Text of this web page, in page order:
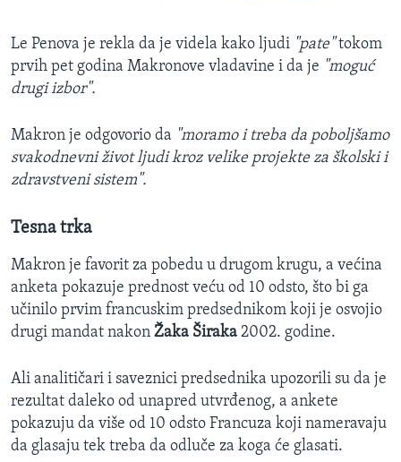
Le Penova je rekla da je videla kako ljudi "pate"tokom
prvih pet godina Makronove vladavine i da je "moguć
drugi izbor".
Makron je odgovorio da "moramo i treba da poboljšamo
svakodnevni život ljudi kroz velike projekte za školski i
zdravstveni sistem".
Tesna trka
Makron je favorit za pobedu u drugom krugu, a većina
anketa pokazuje prednost veću od 10 odsto, što bi ga
učinilo prvim francuskim predsednikom koji je osvojio
drugi mandat nakon Žaka Širaka 2002. godine.
Ali analitičari i saveznici predsednika upozorili su da je
rezultat daleko od unapred utvrđenog, a ankete
pokazuju da više od 10 odsto Francuza koji nameravaju
da glasaju tek treba da odluče za koga će glasati.